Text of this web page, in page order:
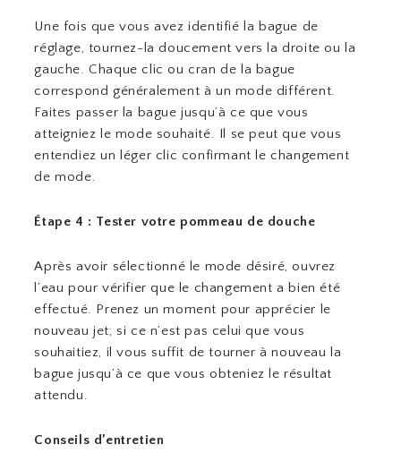
Une fois que vous avez identifié la bague de
réglage, tournez-la doucement vers la droite ou la
gauche. Chaque clic ou cran de la bague
correspond généralement à un mode différent.
Faites passer la bague jusqu’à ce que vous
atteigniez le mode souhaité. Il se peut que vous
entendiez un léger clic confirmant le changement
de mode.
Étape 4 : Tester votre pommeau de douche
Après avoir sélectionné le mode désiré, ouvrez
l’eau pour vérifier que le changement a bien été
effectué. Prenez un moment pour apprécier le
nouveau jet; si ce n’est pas celui que vous
souhaitiez, il vous suffit de tourner à nouveau la
bague jusqu’à ce que vous obteniez le résultat
attendu.
Conseils d’entretien